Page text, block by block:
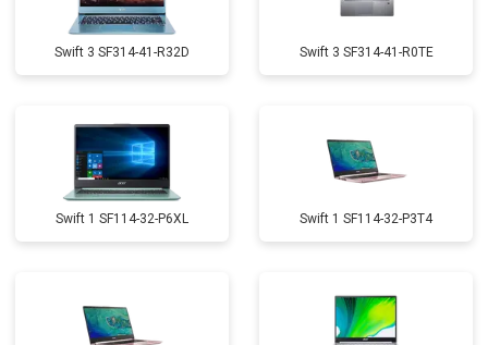
Swift 3 SF314-41-R32D Swift 3 SF314-41-R0TE
Swift 1 SF114-32-P6XL Swift 1 SF114-32-P3T4